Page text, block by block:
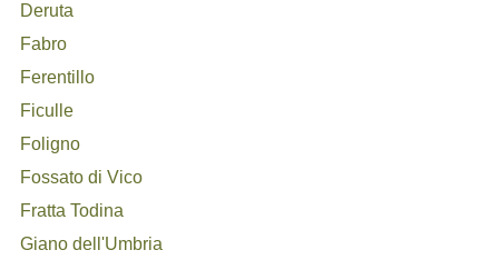
Deruta
Fabro
Ferentillo
Ficulle
Foligno
Fossato di Vico
Fratta Todina
Giano dell'Umbria